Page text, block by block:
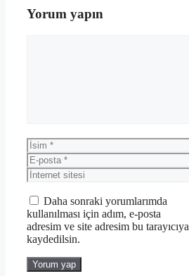
Yorum yapın
İsim
E-
posta
İnternet
sitesi
Daha sonraki yorumlarımda
kullanılması için adım, e-posta
adresim ve site adresim bu tarayıcıya
kaydedilsin.